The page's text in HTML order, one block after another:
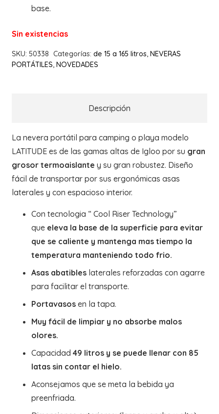
base.
Sin existencias
SKU: 50338 Categorías: de 15 a 165 litros, NEVERAS
PORTÁTILES, NOVEDADES
Descripción
La nevera portátil para camping o playa modelo
LATITUDE es de las gamas altas de Igloo por su gran
grosor termoaislante y su gran robustez. Diseño
fácil de transportar por sus ergonómicas asas
laterales y con espacioso interior.
Con tecnologia “ Cool Riser Technology”
que eleva la base de la superficie para evitar
que se caliente y mantenga mas tiempo la
temperatura manteniendo todo frio.
Asas abatibles laterales reforzadas con agarre
para facilitar el transporte.
Portavasos en la tapa.
Muy fácil de limpiar y no absorbe malos
olores.
Capacidad 49 litros y se puede llenar con 85
latas sin contar el hielo.
Aconsejamos que se meta la bebida ya
preenfriada.